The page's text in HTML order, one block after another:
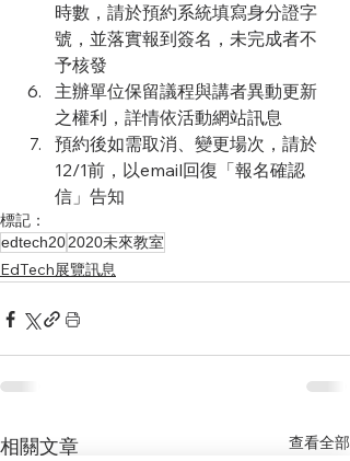
時數，請於預約系統填寫身分證字
號，並落實報到簽名，未完成者不
予核發
主辦單位保留議程與講者異動更新
之權利，詳情依活動網站訊息
預約後如需取消、變更場次，請於
12/1前，以email回復「報名確認
信」告知
標記：
edtech202020未來教室
EdTech展覽訊息
相關文章 查看全部